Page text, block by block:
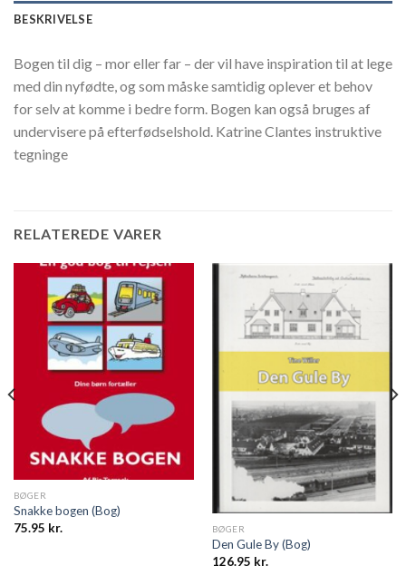
BESKRIVELSE
Bogen til dig – mor eller far – der vil have inspiration til at lege
med din nyfødte, og som måske samtidig oplever et behov
for selv at komme i bedre form. Bogen kan også bruges af
undervisere på efterfødselshold. Katrine Clantes instruktive
tegninge
RELATEREDE VARER
BØGER
Snakke bogen (Bog)
75.95 kr. BØGER
Den Gule By (Bog)
126.95 kr.